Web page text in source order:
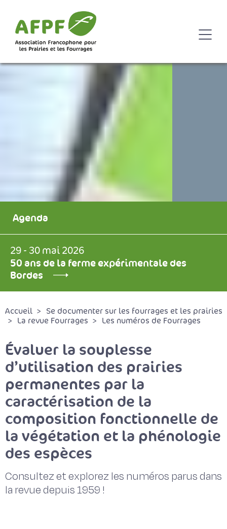
Agenda
29 - 30 mai 2026
50 ans de la ferme expérimentale des
Bordes
Accueil
Se documenter sur les fourrages et les prairies
La revue Fourrages
Les numéros de Fourrages
Évaluer la souplesse
d’utilisation des prairies
permanentes par la
caractérisation de la
composition fonctionnelle de
la végétation et la phénologie
des espèces
Consultez et explorez les numéros parus dans
la revue depuis 1959 !